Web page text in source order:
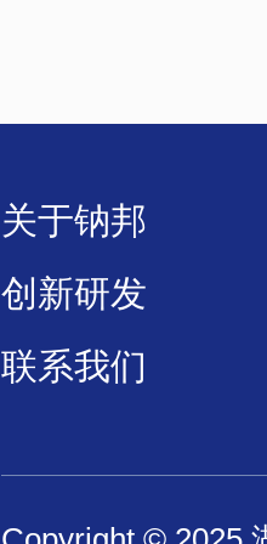
关于钠邦
创新研发
联系我们